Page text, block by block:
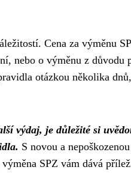
Cena za výměnu
nebo o výměnu z důvodu
otázkou několika
výdaj, je důležité si
S novou a
SPZ vám dává